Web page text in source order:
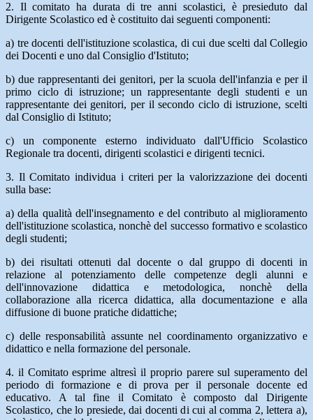
2. Il comitato ha durata di tre anni scolastici, è presieduto dal
Dirigente Scolastico ed è costituito dai seguenti componenti:
a) tre docenti dell'istituzione scolastica, di cui due scelti dal Collegio
dei Docenti e uno dal Consiglio d'Istituto;
b) due rappresentanti dei genitori, per la scuola dell'infanzia e per il
primo ciclo di istruzione; un rappresentante degli studenti e un
rappresentante dei genitori, per il secondo ciclo di istruzione, scelti
dal Consiglio di Istituto;
c) un componente esterno individuato dall'Ufficio Scolastico
Regionale tra docenti, dirigenti scolastici e dirigenti tecnici.
3. Il Comitato individua i criteri per la valorizzazione dei docenti
sulla base:
a) della qualità dell'insegnamento e del contributo al miglioramento
dell'istituzione scolastica, nonchè del successo formativo e scolastico
degli studenti;
b) dei risultati ottenuti dal docente o dal gruppo di docenti in
relazione al potenziamento delle competenze degli alunni e
dell'innovazione didattica e metodologica, nonchè della
collaborazione alla ricerca didattica, alla documentazione e alla
diffusione di buone pratiche didattiche;
c) delle responsabilità assunte nel coordinamento organizzativo e
didattico e nella formazione del personale.
4. il Comitato esprime altresì il proprio parere sul superamento del
periodo di formazione e di prova per il personale docente ed
educativo. A tal fine il Comitato è composto dal Dirigente
Scolastico, che lo presiede, dai docenti di cui al comma 2, lettera a),